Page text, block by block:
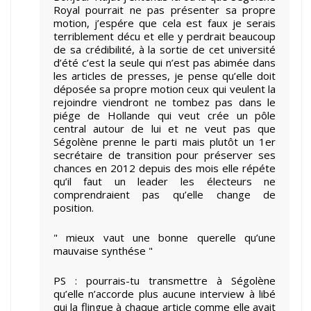
Royal pourrait ne pas présenter sa propre
motion, j’espére que cela est faux je serais
terriblement décu et elle y perdrait beaucoup
de sa crédibilité, à la sortie de cet université
d’été c’est la seule qui n’est pas abimée dans
les articles de presses, je pense qu’elle doit
déposée sa propre motion ceux qui veulent la
rejoindre viendront ne tombez pas dans le
piége de Hollande qui veut crée un pôle
central autour de lui et ne veut pas que
Ségolène prenne le parti mais plutôt un 1er
secrétaire de transition pour préserver ses
chances en 2012 depuis des mois elle répéte
qu’il faut un leader les électeurs ne
comprendraient pas qu’elle change de
position.
" mieux vaut une bonne querelle qu’une
mauvaise synthése "
PS : pourrais-tu transmettre à Ségolène
qu’elle n’accorde plus aucune interview à libé
qui la flingue à chaque article comme elle avait